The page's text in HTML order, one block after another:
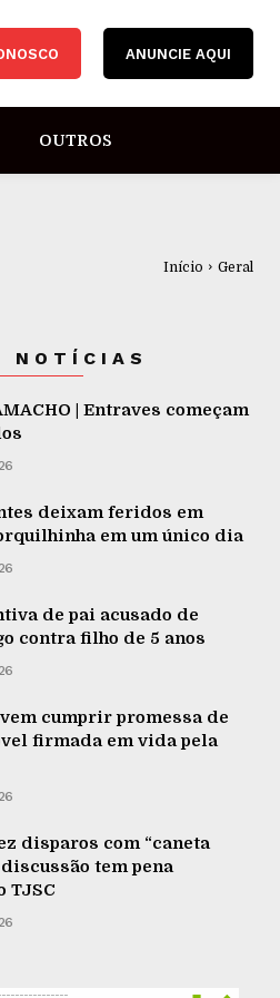
ANUNCIE AQUI
OUTROS
Início Geral
NOTÍCIAS
| Entraves começam
deixam feridos em
em um único dia
de pai acusado de
contra filho de 5 anos
cumprir promessa de
firmada em vida pela
disparos com “caneta
tem pena
TJSC